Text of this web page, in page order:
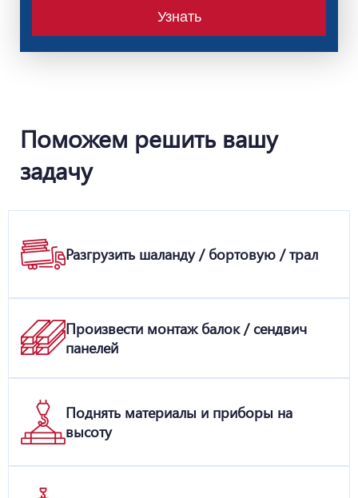
Узнать
Поможем решить вашу
задачу
Разгрузить шаланду / бортовую / трал
Произвести монтаж балок / сендвич
панелей
Поднять материалы и приборы на
высоту